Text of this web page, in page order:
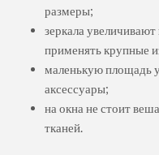
размеры;
зеркала
применять крупные
маленькую площадь
аксессуары;
на окна не стоит
тканей.